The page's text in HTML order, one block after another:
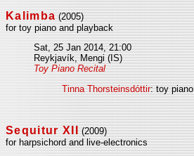
Kalimba (2005)
for toy piano and playback
Sat, 25 Jan 2014, 21:00
Reykjavík, Mengi (IS)
Toy Piano Recital
Tinna Thorsteinsdóttir: toy piano
Sequitur XII
(2009)
for harpsichord and live-electronics